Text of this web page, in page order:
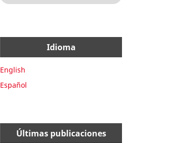
Idioma
English
Español
Últimas publicaciones